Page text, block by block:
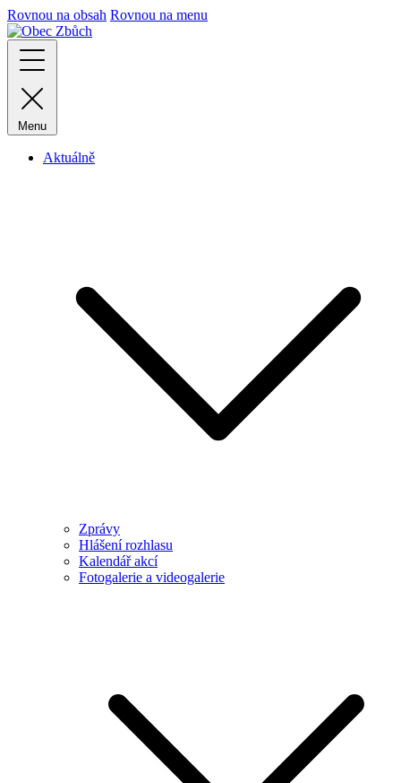
Rovnou na obsah Rovnou na menu
Menu
Aktuálně
Zprávy
Hlášení rozhlasu
Kalendář akcí
Fotogalerie a videogalerie